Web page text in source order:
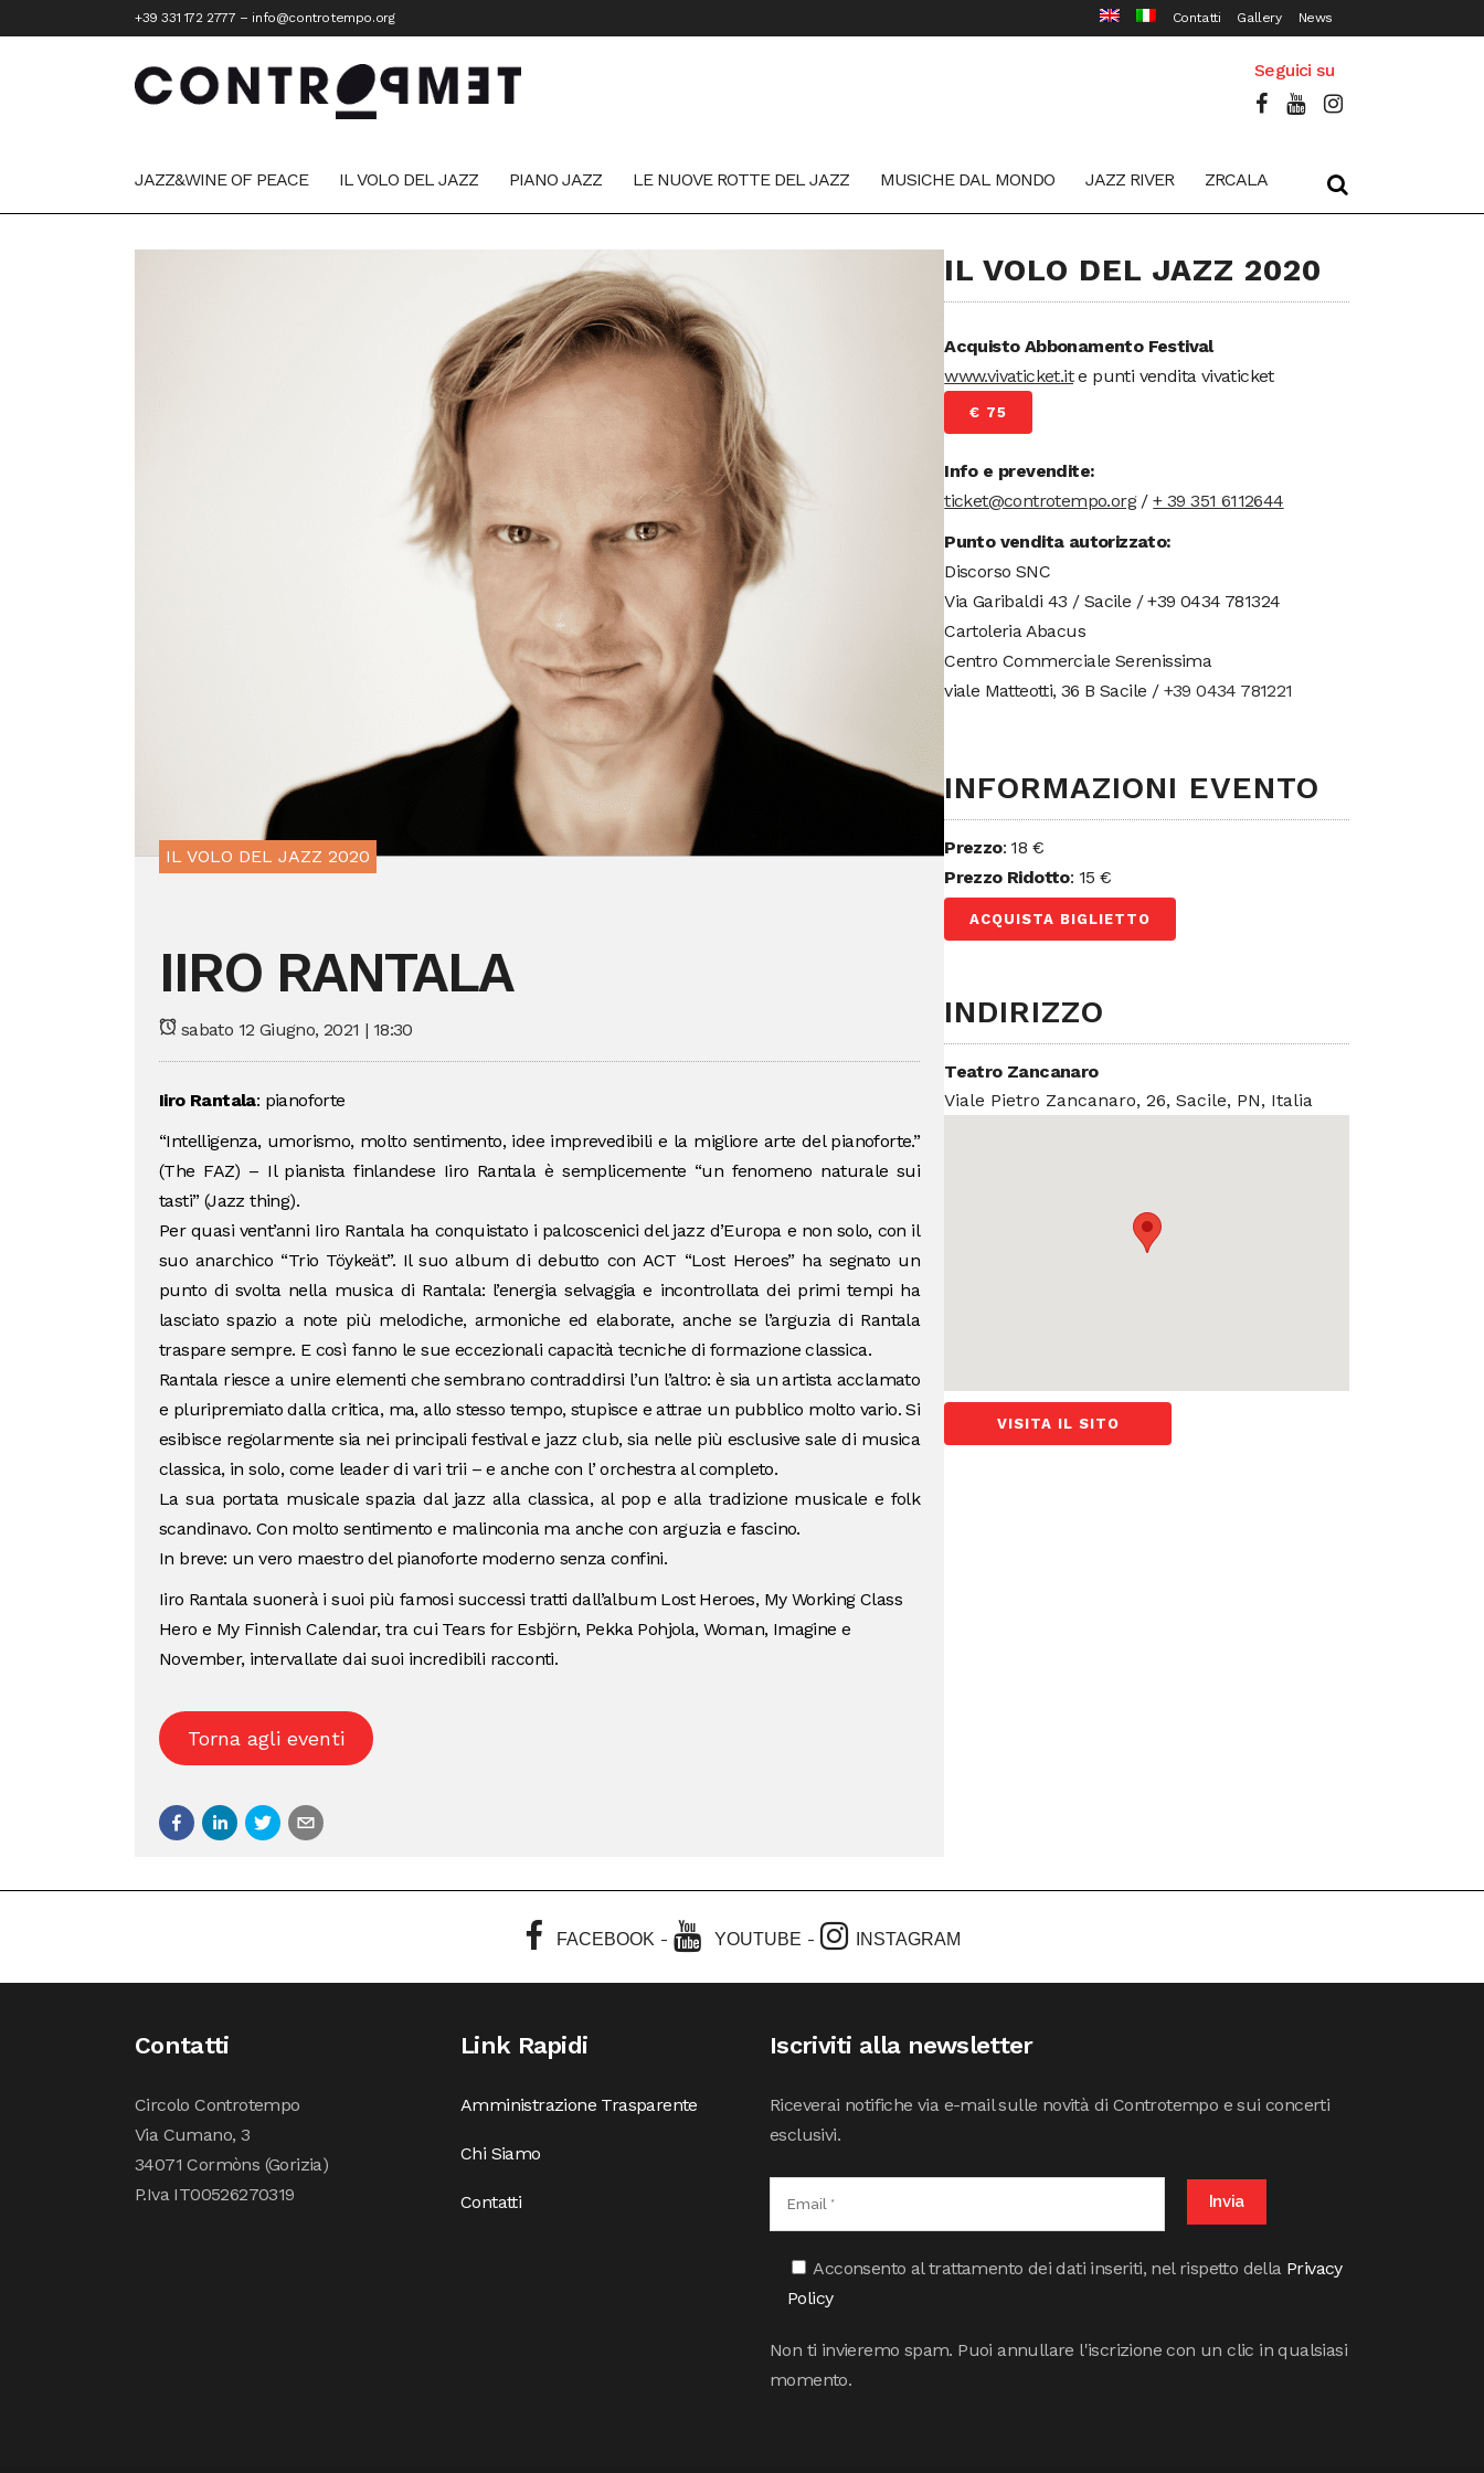
+39 331 172 2777 – info@controtempo.org Contatti Gallery News
Seguici su
JAZZ&WINE OF PEACE IL VOLO DEL JAZZ PIANO JAZZ LE NUOVE ROTTE DEL JAZZ MUSICHE DAL MONDO JAZZ RIVER ZRCALA
IL VOLO DEL JAZZ 2020
IIRO RANTALA
sabato 12 Giugno, 2021 | 18:30
Iiro Rantala: pianoforte
“Intelligenza, umorismo, molto sentimento, idee imprevedibili e la migliore arte del pianoforte.”
(The FAZ) – Il pianista finlandese Iiro Rantala è semplicemente “un fenomeno naturale sui
tasti” (Jazz thing).
Per quasi vent’anni Iiro Rantala ha conquistato i palcoscenici del jazz d’Europa e non solo, con il
suo anarchico “Trio Töykeät”. Il suo album di debutto con ACT “Lost Heroes” ha segnato un
punto di svolta nella musica di Rantala: l’energia selvaggia e incontrollata dei primi tempi ha
lasciato spazio a note più melodiche, armoniche ed elaborate, anche se l’arguzia di Rantala
traspare sempre. E così fanno le sue eccezionali capacità tecniche di formazione classica.
Rantala riesce a unire elementi che sembrano contraddirsi l’un l’altro: è sia un artista acclamato
e pluripremiato dalla critica, ma, allo stesso tempo, stupisce e attrae un pubblico molto vario. Si
esibisce regolarmente sia nei principali festival e jazz club, sia nelle più esclusive sale di musica
classica, in solo, come leader di vari trii – e anche con l’ orchestra al completo.
La sua portata musicale spazia dal jazz alla classica, al pop e alla tradizione musicale e folk
scandinavo. Con molto sentimento e malinconia ma anche con arguzia e fascino.
In breve: un vero maestro del pianoforte moderno senza confini.
Iiro Rantala suonerà i suoi più famosi successi tratti dall’album Lost Heroes, My Working Class
Hero e My Finnish Calendar, tra cui Tears for Esbjörn, Pekka Pohjola, Woman, Imagine e
November, intervallate dai suoi incredibili racconti.
Torna agli eventi
IL VOLO DEL JAZZ 2020
Acquisto Abbonamento Festival
www.vivaticket.ite punti vendita vivaticket
€ 75
Info e prevendite:
ticket@controtempo.org/+ 39 351 6112644
Punto vendita autorizzato:
Discorso SNC
Via Garibaldi 43 / Sacile / +39 0434 781324
Cartoleria Abacus
Centro Commerciale Serenissima
viale Matteotti, 36 B Sacile / +39 0434 781221
INFORMAZIONI EVENTO
Prezzo: 18 €
Prezzo Ridotto: 15 €
ACQUISTA BIGLIETTO
INDIRIZZO
Teatro Zancanaro
Viale Pietro Zancanaro, 26, Sacile, PN, Italia
VISITA IL SITO
FACEBOOK - YOUTUBE - INSTAGRAM
Contatti
Circolo Controtempo
Via Cumano, 3
34071 Cormòns (Gorizia)
P.Iva IT00526270319
Link Rapidi
Amministrazione Trasparente
Chi Siamo
Contatti
Iscriviti alla newsletter
Riceverai notifiche via e-mail sulle novità di Controtempo e sui concerti
esclusivi.
Acconsento al trattamento dei dati inseriti, nel rispetto della Privacy
Policy
Non ti invieremo spam. Puoi annullare l'iscrizione con un clic in qualsiasi
momento.